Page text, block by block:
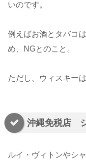
いのです。
例えばお酒とタバコ
め、NGとのこと。
ただし、ウィスキー
沖縄免税店
ルイ・ヴィトンやシ